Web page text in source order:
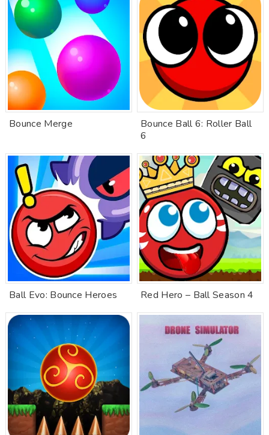
Bounce Merge
Bounce Ball 6: Roller Ball
6
Ball Evo: Bounce Heroes Red Hero – Ball Season 4